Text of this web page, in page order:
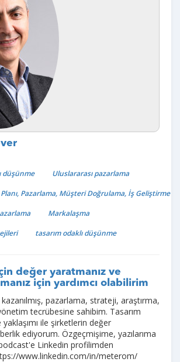
düşünme
Uluslararası pazarlama
Pazarlama, Müşteri Doğrulama, İş Geliştirme
Markalaşma
tasarım odaklı düşünme
değer yaratmanız ve
için yardımcı olabilirim
kazanılmış, pazarlama, strateji, araştırma,
tecrübesine sahibim. Tasarım
ile şirketlerin değer
ediyorum. Özgeçmişime, yazılarıma
podcast'e Linkedin profilimden
www.linkedin.com/in/meterom/